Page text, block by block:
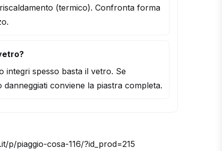
(termico). Confronta forma
integri spesso basta il vetro. Se
conviene la piastra completa.
p/piaggio-cosa-116/?id_prod=215